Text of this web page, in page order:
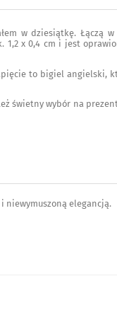
w dziesiątkę. Łączą
1,2 x 0,4 cm i jest
to bigiel angielski,
świetny wybór na
niewymuszoną elegancją.